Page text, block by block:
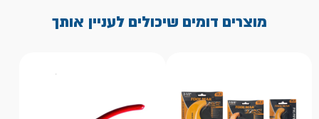
מוצרים דומים שיכולים לעניין אותך